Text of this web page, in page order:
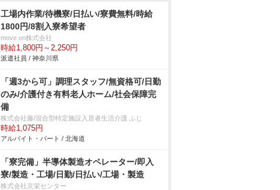
工場内作業/待機寮/日払い/寮費無料/時給
1800円/8割入寮希望者
move on株式会社
時給1,800円～2,250円
派遣社員 / 神奈川県
「週3から可」調理スタッフ/無資格可/日勤
のみ/介護付き有料老人ホーム/社会保障完
備
株式会社藤/混合型特定施設入居者生活介護 ふじ
時給1,075円
アルバイト・パート / 北海道
「寮完備」半導体製造オペレーター/即入
寮/製造・工場/日勤/日払い/工場・製造
株式会社京栄センター